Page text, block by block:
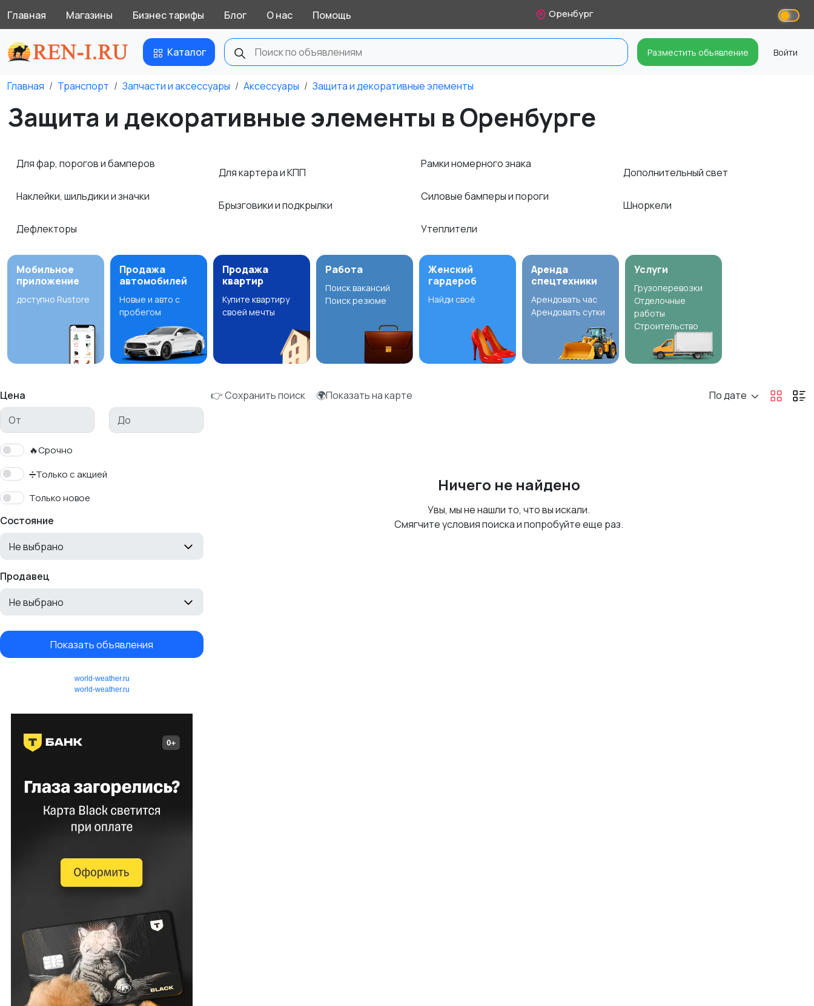
Главная Магазины Бизнес тарифы Блог О нас Помощь Оренбург
Каталог Разместить объявление Войти
Главная Транспорт Запчасти и аксессуары Аксессуары Защита и декоративные элементы
Защита и декоративные элементы в Оренбурге
Для фар, порогов и бамперов
Наклейки, шильдики и значки
Дефлекторы
Для картера и КПП
Брызговики и подкрылки
Рамки номерного знака
Силовые бамперы и пороги
Утеплители
Дополнительный свет
Шноркели
Мобильное
приложение
доступно Rustore
Продажа
автомобилей
Новые и авто с
пробегом
Продажа
квартир
Купите квартиру
своей мечты
Работа
Поиск вакансий
Поиск резюме
Женский
гардероб
Найди своё
Аренда
спецтехники
Арендовать час
Арендовать сутки
Услуги
Грузоперевозки
Отделочные
работы
Строительство
Цена
🔥Срочно
➗Только с акцией
Только новое
Состояние
Не выбрано
Продавец
Не выбрано
Показать объявления
world-weather.ru
world-weather.ru
👉 Сохранить поиск 🌍Показать на карте По дате
Ничего не найдено
Увы, мы не нашли то, что вы искали.
Смягчите условия поиска и попробуйте еще раз.